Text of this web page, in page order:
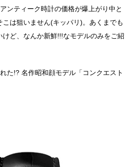
ンティーク時計の価格が爆上がり中と
こは狙いません(キッパリ)。あくまでも
けど、なんか新鮮!!!なモデルのみをご紹
た!? 名作昭和顔モデル「コンクエスト